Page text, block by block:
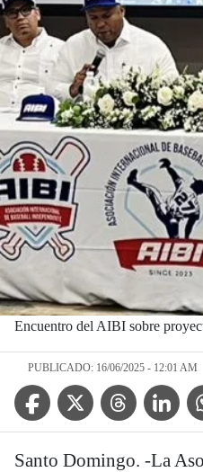
Encuentro del AIBI sobre
PUBLICADO: 16/06/2025 - 12:01 AM
Facebook IconTwitter IconThreads Icon
Linkedin
Santo Domingo. -La